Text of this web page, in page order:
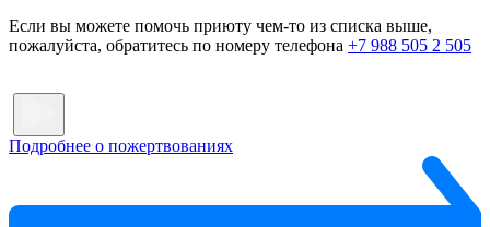
Если вы можете помочь приюту чем-то из списка выше,
пожалуйста, обратитесь по номеру телефона +7 988 505 2 505
Подробнее о пожертвованиях